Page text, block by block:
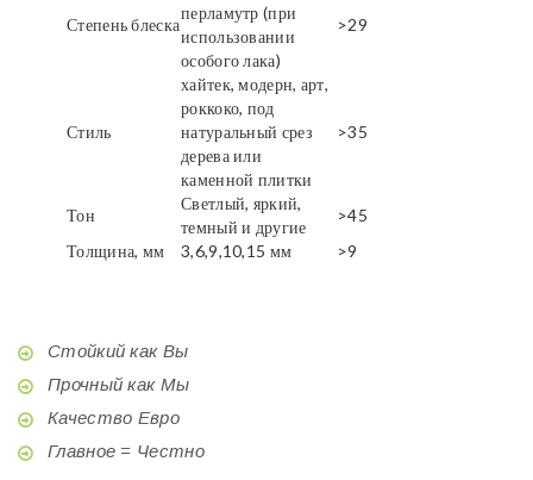
Степень блеска
перламутр (при
использовании
особого лака)
>29
Стиль
хайтек, модерн, арт,
роккоко, под
натуральный срез
дерева или
каменной плитки
>35
Тон
Светлый, яркий,
темный и другие
>45
Толщина, мм
3,6,9,10,15 мм >9
Стойкий как Вы
Прочный как Мы
Качество Евро
Главное = Честно